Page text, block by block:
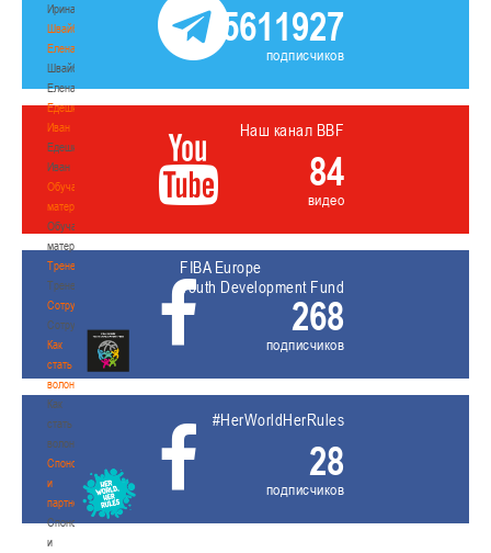
Ирина
Швайбович
Елена
Швайбович
Елена
Едешко
Иван
Едешко
Иван
Обучающие
материалы
Обучающие
материалы
Тренерам
Тренерам
Сотрудничество
Сотрудничество
Как
стать
волонтером
Как
стать
волонтером
Спонсоры
и
партнеры
Спонсоры
и
5611927
подписчиков
Наш канал BBF
84
видео
FIBA Europe
Youth Development Fund
268
подписчиков
#HerWorldHerRules
28
подписчиков